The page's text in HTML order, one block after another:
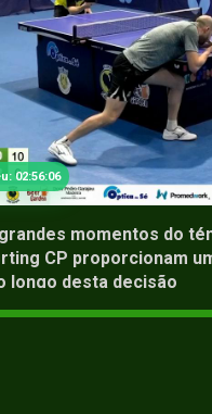
02:56:06
momentos do
CP proporcionam
longo desta decisão